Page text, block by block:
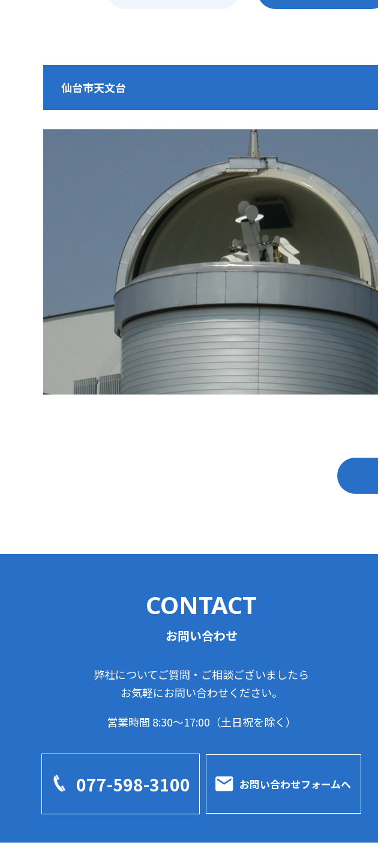
仙台市天文台
CONTACT
お問い合わせ
弊社についてご質問・ご相談ございましたら
お気軽にお問い合わせください。
営業時間 8:30～17:00（土日祝を除く）
077-598-3100 お問い合わせフォームへ